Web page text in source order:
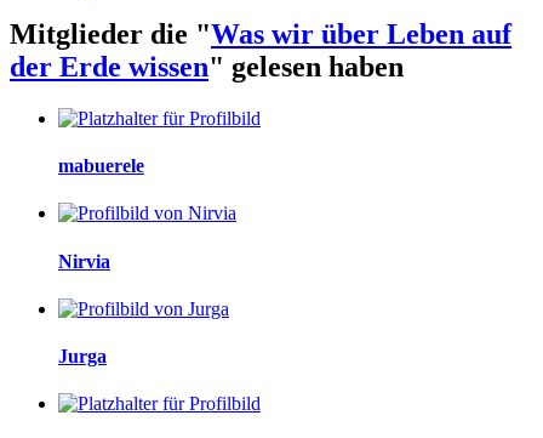
Mitglieder die "Was wir über Leben auf
der Erde wissen" gelesen haben
mabuerele
Nirvia
Jurga